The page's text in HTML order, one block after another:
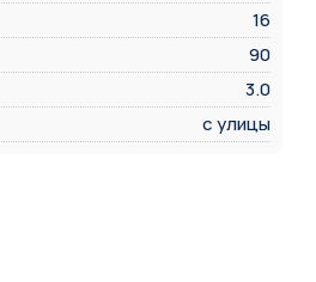
16
90
3.0
с улицы